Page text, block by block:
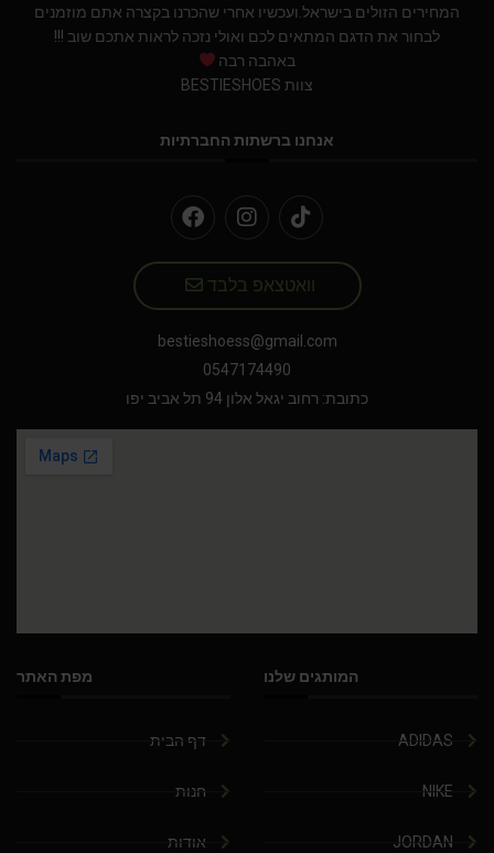
המחירים הזולים בישראל.ועכשיו אחרי שהכרנו בקצרה אתם מוזמנים
לבחור את הדגם המתאים לכם ואולי נזכה לראות אתכם שוב !!!
באהבה רבה
צוות BESTIESHOES
אנחנו ברשתות החברתיות
וואטצאפ בלבד
bestieshoess@gmail.com
0547174490
כתובת: רחוב יגאל אלון 94 תל אביב יפו
המותגים שלנו
ADIDAS
NIKE
JORDAN
מפת האתר
דף הבית
חנות
אודות